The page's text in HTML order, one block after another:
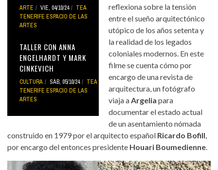
ARTE VIE, 04/10/24
TEA
TENERIFE ESPACIO DE LAS
ARTES
TALLER CON ANNA
ENGELHARDT Y MARK
CINKEVICH
CULTURA SÁB, 05/10/24
TEA
TENERIFE ESPACIO DE LAS
ARTES
reflexiona sobre la tensión
entre el sueño arquitectónico
utópico de los años setenta y
la realidad de los legados
coloniales modernos. En este
filme se cuenta cómo por
encargo de una revista de
arquitectura, un fotógrafo
viaja aArgelia para
documentar el estado actual
de un asentamiento nómada
construido en 1979 por el arquitecto español Ricardo Bofill,
por encargo del entonces presidente Houari Boumedienne.